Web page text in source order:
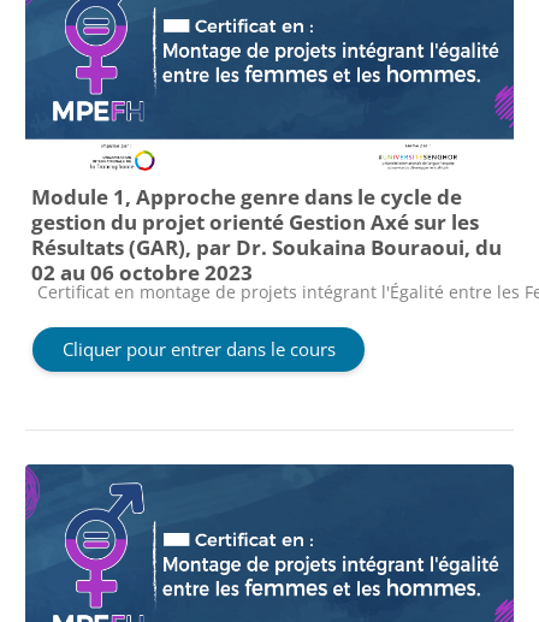
Module 1, Approche genre dans le cycle de
gestion du projet orienté Gestion Axé sur les
Résultats (GAR), par Dr. Soukaina Bouraoui, du
02 au 06 octobre 2023
Catégorie de cours
Certificat en montage de projets intégrant l'Égalité entre les
Cliquer pour entrer dans le cours